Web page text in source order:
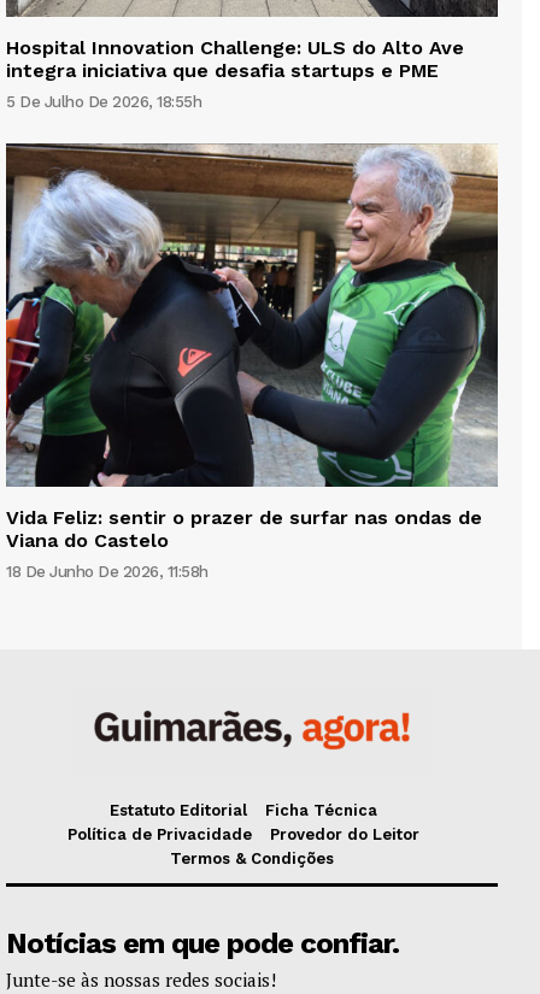
Hospital Innovation Challenge: ULS do Alto Ave
integra iniciativa que desafia startups e PME
5 De Julho De 2026, 18:55h
Vida Feliz: sentir o prazer de surfar nas ondas de
Viana do Castelo
18 De Junho De 2026, 11:58h
Estatuto Editorial
Ficha Técnica
Política de Privacidade
Provedor do Leitor
Termos & Condições
Notícias em que pode confiar.
Junte-se às nossas redes sociais!